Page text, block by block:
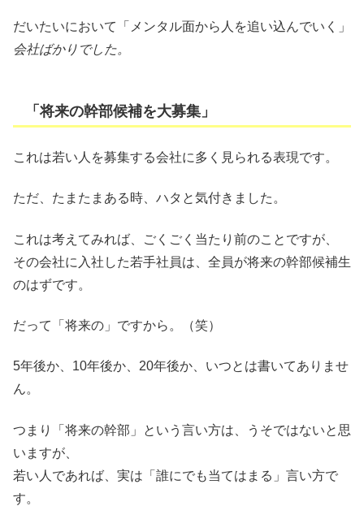
だいたいにおいて「メンタル面から人を追い込んでいく」
会社ばかりでした。
「将来の幹部候補を大募集」
これは若い人を募集する会社に多く見られる表現です。
ただ、たまたまある時、ハタと気付きました。
これは考えてみれば、ごくごく当たり前のことですが、
その会社に入社した若手社員は、全員が将来の幹部候補生
のはずです。
だって「将来の」ですから。（笑）
5年後か、10年後か、20年後か、いつとは書いてありませ
ん。
つまり「将来の幹部」という言い方は、うそではないと思
いますが、
若い人であれば、実は「誰にでも当てはまる」言い方で
す。